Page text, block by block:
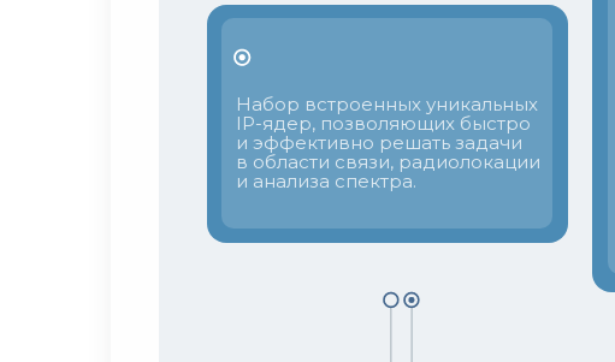
Набор встроенных уникальных
IP-ядер, позволяющих быстро
и эффективно решать задачи
в области связи, радиолокации
и анализа спектра.